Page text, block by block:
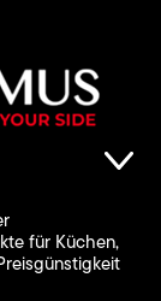
für Küchen,